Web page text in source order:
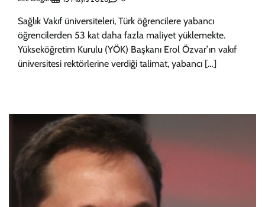
Sağlık Vakıf üniversiteleri, Türk öğrencilere yabancı
öğrencilerden 53 kat daha fazla maliyet yüklemekte.
Yükseköğretim Kurulu (YÖK) Başkanı Erol Özvar’ın vakıf
üniversitesi rektörlerine verdiği talimat, yabancı […]